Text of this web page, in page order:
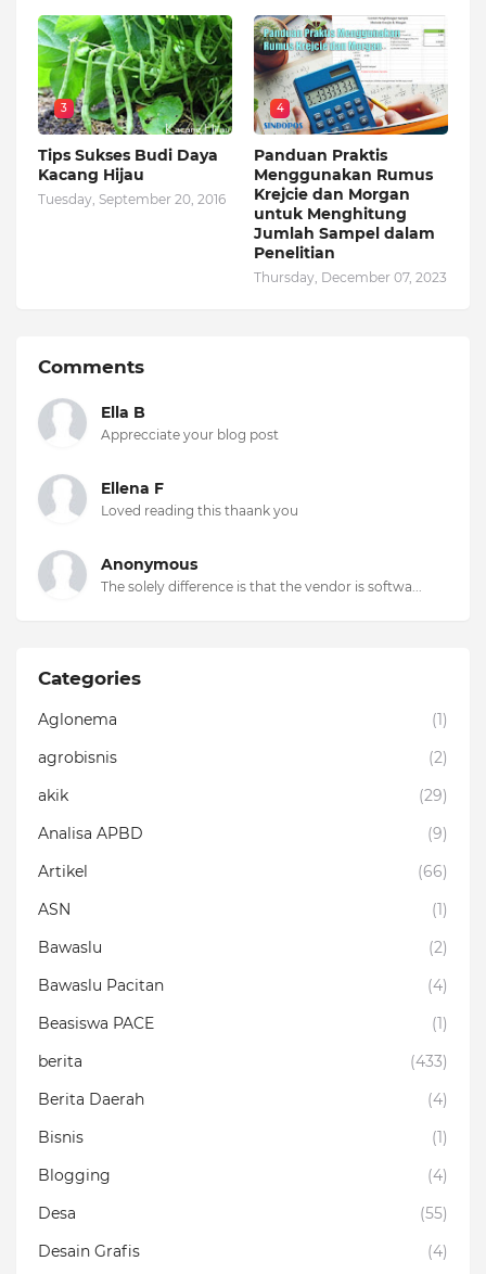
3
Tips Sukses Budi Daya
Kacang Hijau
Tuesday, September 20, 2016
4
Panduan Praktis
Menggunakan Rumus
Krejcie dan Morgan
untuk Menghitung
Jumlah Sampel dalam
Penelitian
Thursday, December 07, 2023
Comments
Ella B
Apprecciate your blog post
Ellena F
Loved reading this thaank you
Anonymous
The solely difference is that the vendor is softwa...
Categories
Aglonema
(1)
agrobisnis
(2)
akik
(29)
Analisa APBD
(9)
Artikel
(66)
ASN
(1)
Bawaslu
(2)
Bawaslu Pacitan
(4)
Beasiswa PACE
(1)
berita
(433)
Berita Daerah
(4)
Bisnis
(1)
Blogging
(4)
Desa
(55)
Desain Grafis
(4)